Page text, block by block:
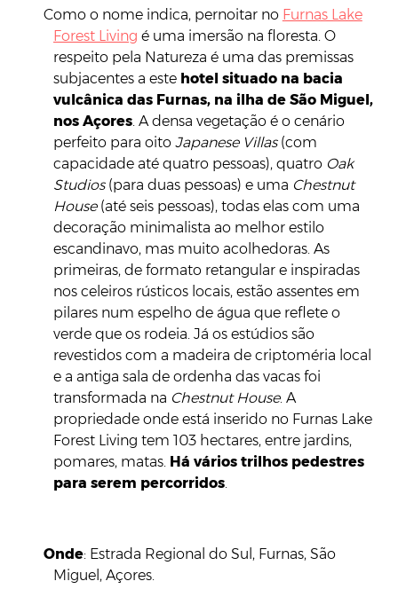
Como o nome indica, pernoitar no Furnas Lake
Forest Living é uma imersão na floresta. O
respeito pela Natureza é uma das premissas
subjacentes a este hotel situado na bacia
vulcânica das Furnas, na ilha de São Miguel,
nos Açores. A densa vegetação é o cenário
perfeito para oito Japanese Villas(com
capacidade até quatro pessoas), quatro Oak
Studios(para duas pessoas) e uma Chestnut
House(até seis pessoas), todas elas com uma
decoração minimalista ao melhor estilo
escandinavo, mas muito acolhedoras. As
primeiras, de formato retangular e inspiradas
nos celeiros rústicos locais, estão assentes em
pilares num espelho de água que reflete o
verde que os rodeia. Já os estúdios são
revestidos com a madeira de criptoméria local
e a antiga sala de ordenha das vacas foi
transformada na Chestnut House. A
propriedade onde está inserido no Furnas Lake
Forest Living tem 103 hectares, entre jardins,
pomares, matas. Há vários trilhos pedestres
para serem percorridos.
Onde: Estrada Regional do Sul, Furnas, São
Miguel, Açores.